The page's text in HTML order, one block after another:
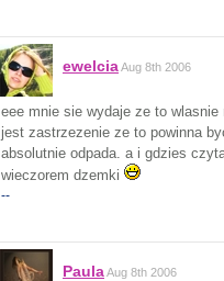
ewelciaAug 8th 2006
eee mnie sie wydaje ze to
jest zastrzezenie ze to powinna
absolutnie odpada. a i gdzies
wieczorem dzemki
--
PaulaAug 8th 2006